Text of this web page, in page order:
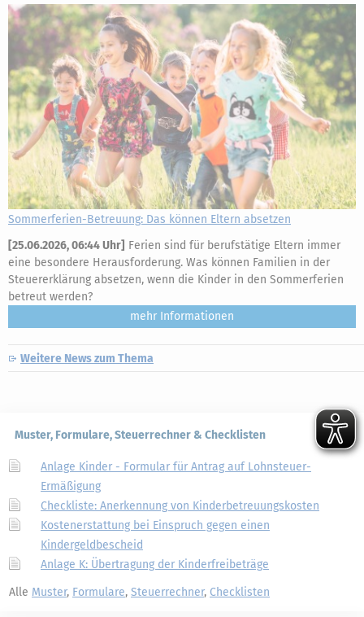
Sommerferien-Betreuung: Das können Eltern absetzen
[25.06.2026, 06:44 Uhr] Ferien sind für berufstätige Eltern immer
eine besondere Herausforderung. Was können Familien in der
Steuererklärung absetzen, wenn die Kinder in den Sommerferien
betreut werden?
mehr
Weitere News zum Thema
Muster, Formulare, Steuerrechner & Checklisten
Anlage Kinder - Formular für Antrag auf Lohnsteuer-
Ermäßigung
Checkliste: Anerkennung von Kinderbetreuungskosten
Kostenerstattung bei Einspruch gegen einen
Kindergeldbescheid
Anlage K: Übertragung der Kinderfreibeträge
Alle Muster, Formulare, Steuerrechner, Checklisten